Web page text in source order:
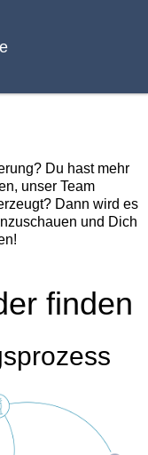
Du hast mehr
unser Team
Dann wird es
und Dich
finden